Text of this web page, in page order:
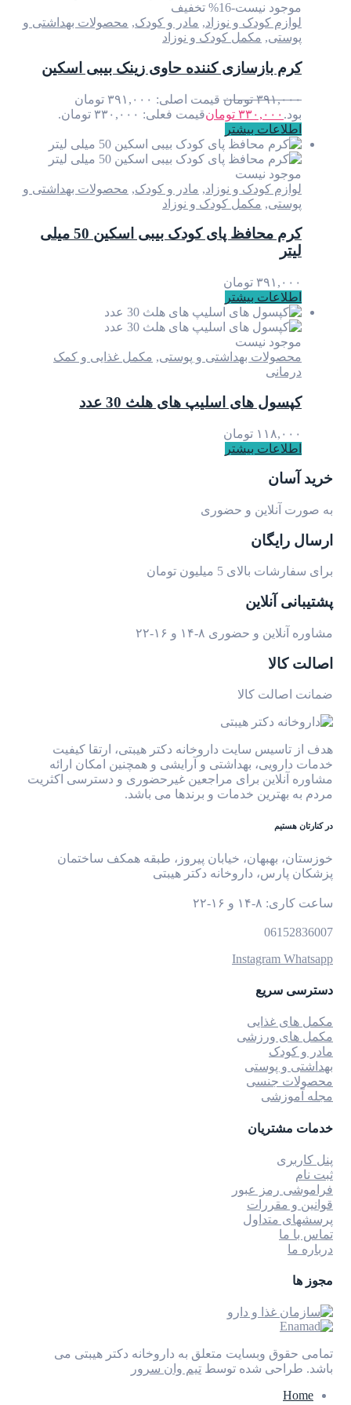
موجود نیست-16% تخفیف
لوازم کودک و نوزاد, مادر و کودک, محصولات بهداشتی و
پوستی, مکمل کودک و نوزاد
کرم بازسازی کننده حاوی زینک بیبی اسکین
۳۹۱,۰۰۰ تومان
قیمت اصلی: ۳۹۱,۰۰۰ تومان
بود. ۳۳۰,۰۰۰ تومانقیمت فعلی: ۳۳۰,۰۰۰ تومان.
اطلاعات بیشتر
موجود نیست
لوازم کودک و نوزاد, مادر و کودک, محصولات بهداشتی و
پوستی, مکمل کودک و نوزاد
کرم محافظ پای کودک بیبی اسکین 50 میلی
لیتر
۳۹۱,۰۰۰ تومان
اطلاعات بیشتر
موجود نیست
محصولات بهداشتی و پوستی, مکمل غذایی و کمک
درمانی
کپسول های اسلیپ های هلث 30 عدد
۱۱۸,۰۰۰ تومان
اطلاعات بیشتر
خرید آسان
به صورت آنلاین و حضوری
ارسال رایگان
برای سفارشات بالای 5 میلیون تومان
پشتیبانی آنلاین
مشاوره آنلاین و حضوری ۸-۱۴ و ۱۶-۲۲
اصالت کالا
ضمانت اصالت کالا
هدف از تاسیس سایت داروخانه دکتر هیبتی، ارتقا کیفیت
خدمات دارویی، بهداشتی و آرایشی و همچنین امکان ارائه
مشاوره آنلاین برای مراجعین غیرحضوری و دسترسی اکثریت
مردم به بهترین خدمات و برندها می باشد.
در کنارتان هستیم
خوزستان، بهبهان، خیابان پیروز، طبقه همکف ساختمان
پزشکان پارس، داروخانه دکتر هیبتی
ساعت کاری: ۸-۱۴ و ۱۶-۲۲
06152836007
Instagram Whatsapp
دسترسی سریع
مکمل های غذایی
مکمل های ورزشی
مادر و کودک
بهداشتی و پوستی
محصولات جنسی
مجله آموزشی
خدمات مشتریان
پنل کاربری
ثبت نام
فراموشی رمز عبور
قوانین و مقررات
پرسشهای متداول
تماس با ما
درباره ما
مجوز ها
تمامی حقوق وبسایت متعلق به داروخانه دکتر هیبتی می
باشد. طراحی شده توسط تیم وان سرور
Home